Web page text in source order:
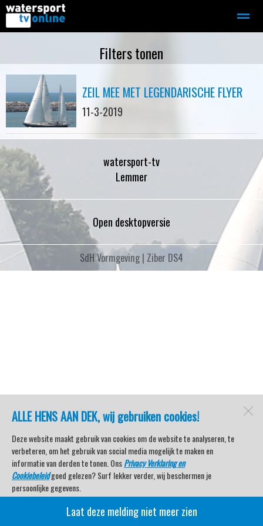
Motorboot-sloep Adverteren
Home Contact Bellen Zoeken
ALLE HENS AAN DEK, wij gebruiken cookies!
Deze website maakt gebruik van cookies om de website te analyseren, te
verbeteren, om het gebruik van social media mogelijk te maken en
informatie van derden te tonen. OnsPrivacy Verklaring en
Cookiebeleidgoed gelezen? Surf lekker verder, wij beschermen je
persoonlijke gegevens.
Veel kijkplezier met Watersport TV Beleving & Nieuws!
Laat deze melding niet meer zien
Filters tonen
ZEIL MEE MET LEGENDARISCHE FLYER
11-3-2019
watersport-tv
Lemmer
Open desktopversie
SdH Vormgeving | Ziber DS4